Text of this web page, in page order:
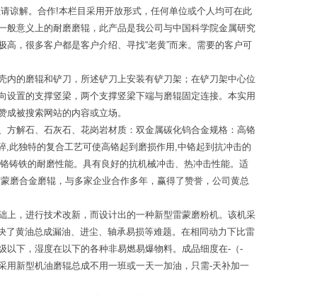
谅解。合作!本栏目采用开放形式，任何单位或个人均可在此
意义上的耐磨磨辊，此产品是我公司与中国科学院金属研究
，很多客户都是客户介绍、寻找“老黄”而来。需要的客户可
的磨辊和铲刀，所述铲刀上安装有铲刀架；在铲刀架中心位
置的支撑竖梁，两个支撑竖梁下端与磨辊固定连接。本实用
被搜索网站的内容或立场。
解石、石灰石、花岗岩材质：双金属碳化钨合金规格：高铬
此独特的复合工艺可使高铬起到磨损作用,中铬起到抗冲击的
铸铁的耐磨性能。具有良好的抗机械冲击、热冲击性能。适
磨合金磨辊，与多家企业合作多年，赢得了赞誉，公司黄总
，进行技术改新，而设计出的一种新型雷蒙磨粉机。该机采
黄油总成漏油、进尘、轴承易损等难题。在相同动力下比雷
下，湿度在以下的各种非易燃易爆物料。成品细度在-（-
新型机油磨辊总成不用一班或一天一加油，只需-天补加一